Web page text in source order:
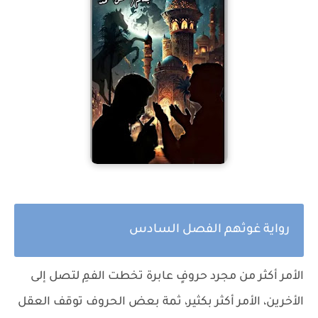
رواية غوثهم الفصل السادس
الأمر أكثر من مجرد حروفٍ عابرة تخطت الفمِ لتصل إلى
الأخرين، الأمر أكثر بكثير، ثمة بعض الحروف توقف العقل